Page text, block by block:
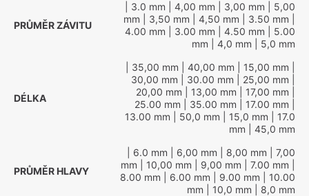
PRŮMĚR ZÁVITU
| 3.0 mm | 4,00 mm | 3,00 mm | 5,00
mm | 3,50 mm | 4,50 mm | 3.50 mm
4.00 mm | 3.00 mm | 4.50 mm | 5.00
mm | 4,0 mm | 5,0 mm
DÉLKA
| 35,00 mm | 40,00 mm | 15,00 mm
30,00 mm | 30.00 mm | 25,00 mm
20,00 mm | 13,00 mm | 17,00 mm
25.00 mm | 35.00 mm | 17.00 mm
13.00 mm | 50,0 mm | 15,0 mm | 17.0
mm | 45,0 mm
PRŮMĚR HLAVY
| 6.0 mm | 6,00 mm | 8,00 mm | 7,00
mm | 10,00 mm | 9,00 mm | 7.00 mm
8.00 mm | 6.00 mm | 9.00 mm | 10.00
mm | 10,0 mm | 8,0 mm